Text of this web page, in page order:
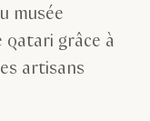
musée
qatari grâce à
artisans